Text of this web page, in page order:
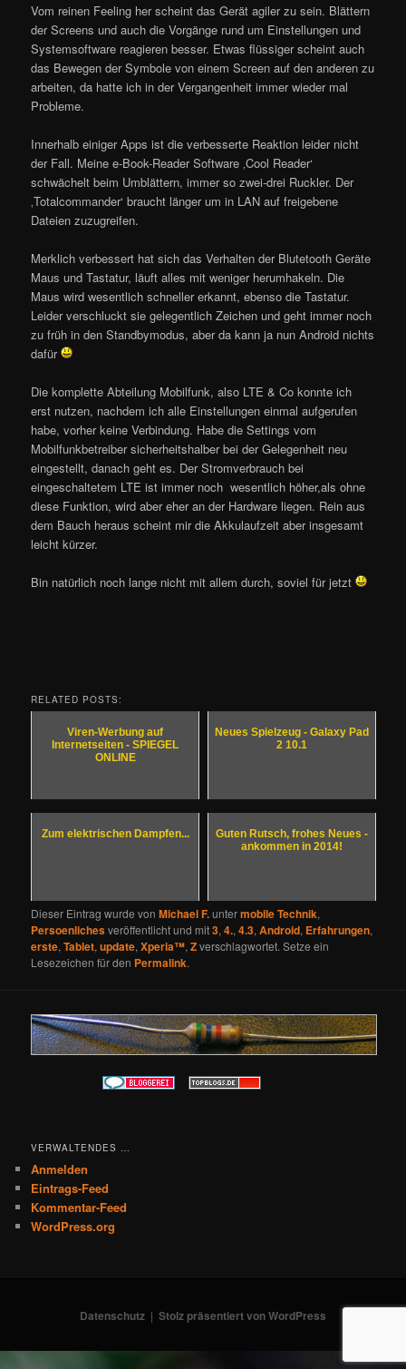
Vom reinen Feeling her scheint das Gerät agiler zu sein. Blättern
der Screens und auch die Vorgänge rund um Einstellungen und
Systemsoftware reagieren besser. Etwas flüssiger scheint auch
das Bewegen der Symbole von einem Screen auf den anderen zu
arbeiten, da hatte ich in der Vergangenheit immer wieder mal
Probleme.
Innerhalb einiger Apps ist die verbesserte Reaktion leider nicht
der Fall. Meine e-Book-Reader Software ‚Cool Reader‘
schwächelt beim Umblättern, immer so zwei-drei Ruckler. Der
‚Totalcommander‘ braucht länger um in LAN auf freigebene
Dateien zuzugreifen.
Merklich verbessert hat sich das Verhalten der Blutetooth Geräte
Maus und Tastatur, läuft alles mit weniger herumhakeln. Die
Maus wird wesentlich schneller erkannt, ebenso die Tastatur.
Leider verschluckt sie gelegentlich Zeichen und geht immer noch
zu früh in den Standbymodus, aber da kann ja nun Android nichts
dafür
Die komplette Abteilung Mobilfunk, also LTE & Co konnte ich
erst nutzen, nachdem ich alle Einstellungen einmal aufgerufen
habe, vorher keine Verbindung. Habe die Settings vom
Mobilfunkbetreiber sicherheitshalber bei der Gelegenheit neu
eingestellt, danach geht es. Der Stromverbrauch bei
eingeschaltetem LTE ist immer noch wesentlich höher,als ohne
diese Funktion, wird aber eher an der Hardware liegen. Rein aus
dem Bauch heraus scheint mir die Akkulaufzeit aber insgesamt
leicht kürzer.
Bin natürlich noch lange nicht mit allem durch, soviel für jetzt
RELATED POSTS:
Viren-Werbung auf
Internetseiten - SPIEGEL
ONLINE
Neues Spielzeug - Galaxy Pad
2 10.1
Zum elektrischen Dampfen...
Guten Rutsch, frohes Neues -
ankommen in 2014!
Dieser Eintrag wurde vonMichael F.untermobile Technik,
Persoenlichesveröffentlicht und mit3,4.,4.3,Android, Erfahrungen,
erste,Tablet,update,Xperia™,Zverschlagwortet. Setze ein
Lesezeichen für den Permalink.
VERWALTENDES …
Anmelden
Eintrags-Feed
Kommentar-Feed
WordPress.org
Datenschutz Stolz präsentiert von WordPress